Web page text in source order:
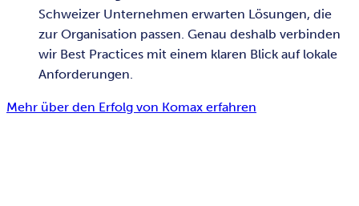
Schweizer Unternehmen erwarten Lösungen, die
zur Organisation passen. Genau deshalb verbinden
wir Best Practices mit einem klaren Blick auf lokale
Anforderungen.
Mehr über den Erfolg von Komax erfahren